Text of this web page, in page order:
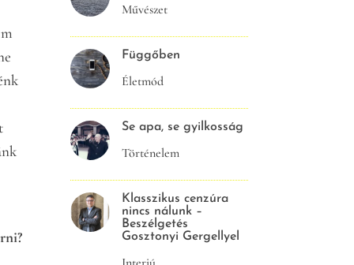
Művészet
Függőben
Életmód
Se apa, se gyilkosság
Történelem
Klasszikus cenzúra
nincs nálunk –
Beszélgetés
Gosztonyi Gergellyel